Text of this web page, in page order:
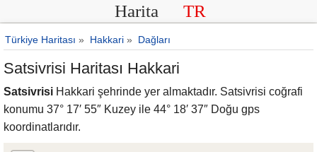
Harita TR
Türkiye Haritası » Hakkari » Dağları
Satsivrisi Haritası Hakkari
Satsivrisi Hakkari şehrinde yer almaktadır. Satsivrisi coğrafi
konumu 37° 17′ 55″ Kuzey ile 44° 18′ 37″ Doğu gps
koordinatlarıdır.